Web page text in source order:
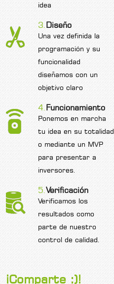
idea
3.Diseño
Una vez definida la
programación y su
funcionalidad
diseñamos con un
objetivo claro
4.Funcionamiento
Ponemos en marcha
tu idea en su totalidad
o mediante un MVP
para presentar a
inversores.
5.Verificación
Verificamos los
resultados como
parte de nuestro
control de calidad.
¡Comparte :)!